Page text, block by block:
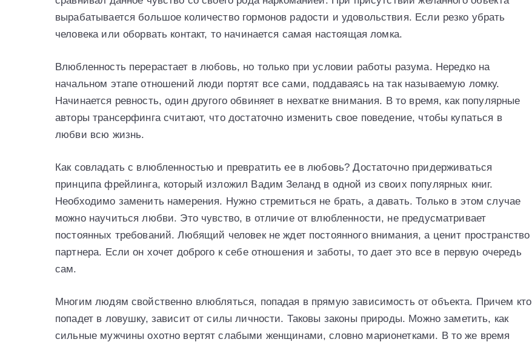
вырабатывается большое количество гормонов радости и удовольствия. Если резко убрать
человека или оборвать контакт, то начинается самая настоящая ломка.
Влюбленность перерастает в любовь, но только при условии работы разума. Нередко на
начальном этапе отношений люди портят все сами, поддаваясь на так называемую ломку.
Начинается ревность, один другого обвиняет в нехватке внимания. В то время, как популярные
авторы трансерфинга считают, что достаточно изменить свое поведение, чтобы купаться в
любви всю жизнь.
Как совладать с влюбленностью и превратить ее в любовь? Достаточно придерживаться
принципа фрейлинга, который изложил Вадим Зеланд в одной из своих популярных книг.
Необходимо заменить намерения. Нужно стремиться не брать, а давать. Только в этом случае
можно научиться любви. Это чувство, в отличие от влюбленности, не предусматривает
постоянных требований. Любящий человек не ждет постоянного внимания, а ценит пространство
партнера. Если он хочет доброго к себе отношения и заботы, то дает это все в первую очередь
сам.
Многим людям свойственно влюбляться, попадая в прямую зависимость от объекта. Причем кто
попадет в ловушку, зависит от силы личности. Таковы законы природы. Можно заметить, как
сильные мужчины охотно вертят слабыми женщинами, словно марионетками. В то же время